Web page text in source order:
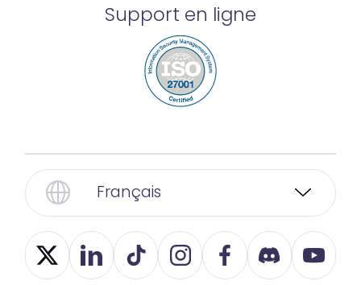
Support en ligne
Français